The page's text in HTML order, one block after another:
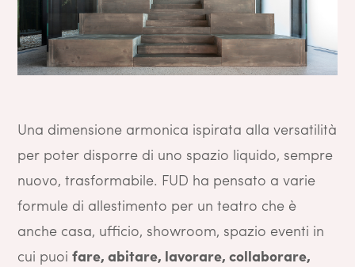
Una dimensione armonica ispirata alla versatilità
per poter disporre di uno spazio liquido, sempre
nuovo, trasformabile. FUD ha pensato a varie
formule di allestimento per un teatro che è
anche casa, ufficio, showroom, spazio eventi in
cui puoi fare, abitare, lavorare, collaborare,